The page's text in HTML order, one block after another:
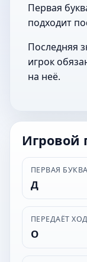
Первая
подходит
Последняя
игрок
на неё.
Игровой
ПЕРВАЯ БУКВА
Д
ПЕРЕДАЁТ
О